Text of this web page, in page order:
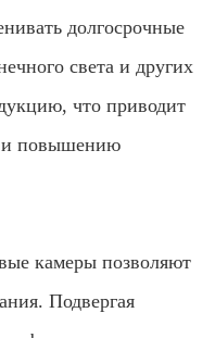
долгосрочные
света и других
что приводит
и повышению
камеры позволяют
Подвергая